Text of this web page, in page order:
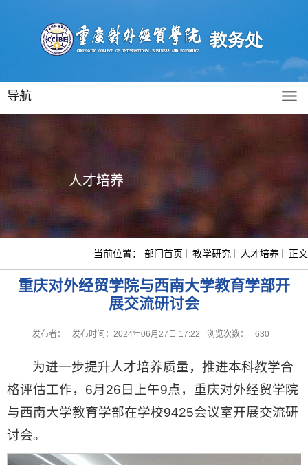
导航
人才培养
当前位置： 部门首页 教学研究 人才培养 正文
重庆对外经贸学院与西南大学教育学部开
展交流研讨会
发布者： 发布时间：2024年06月27日 17:22 浏览次数： 630
为进一步提升人才培养质量，推进本科教学合
格评估工作，6月26日上午9点，重庆对外经贸学院
与西南大学教育学部在学校9425会议室开展交流研
讨会。